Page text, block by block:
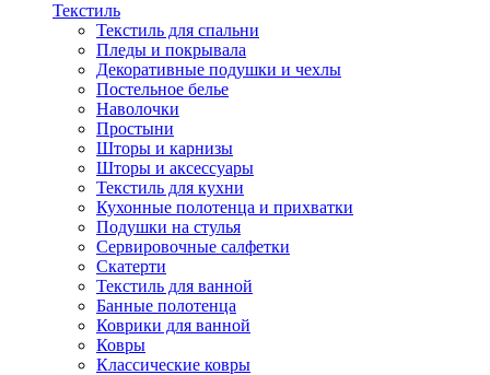
Текстиль
Текстиль для спальни
Пледы и покрывала
Декоративные подушки и чехлы
Постельное белье
Наволочки
Простыни
Шторы и карнизы
Шторы и аксессуары
Текстиль для кухни
Кухонные полотенца и прихватки
Подушки на стулья
Сервировочные салфетки
Скатерти
Текстиль для ванной
Банные полотенца
Коврики для ванной
Ковры
Классические ковры